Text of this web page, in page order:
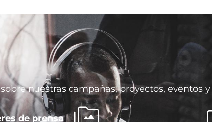
nuestras campañas, proyectos, eventos
de prensa